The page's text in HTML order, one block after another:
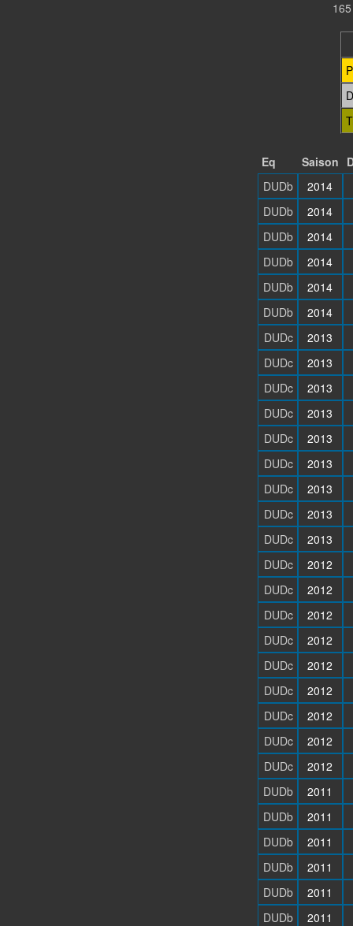
Eq Saison
DUDb
2014
DUDb
2014
DUDb
2014
DUDb
2014
DUDb
2014
DUDb
2014
DUDc
2013
DUDc
2013
DUDc
2013
DUDc
2013
DUDc
2013
DUDc
2013
DUDc
2013
DUDc
2013
DUDc
2013
DUDc
2012
DUDc
2012
DUDc
2012
DUDc
2012
DUDc
2012
DUDc
2012
DUDc
2012
DUDc
2012
DUDc
2012
DUDb
2011
DUDb
2011
DUDb
2011
DUDb
2011
DUDb
2011
DUDb
2011